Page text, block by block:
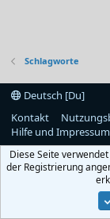
Schlagworte
Deutsch [Du]
Kontakt
Hilfe und Impressum
Diese Seite
der Registrierung